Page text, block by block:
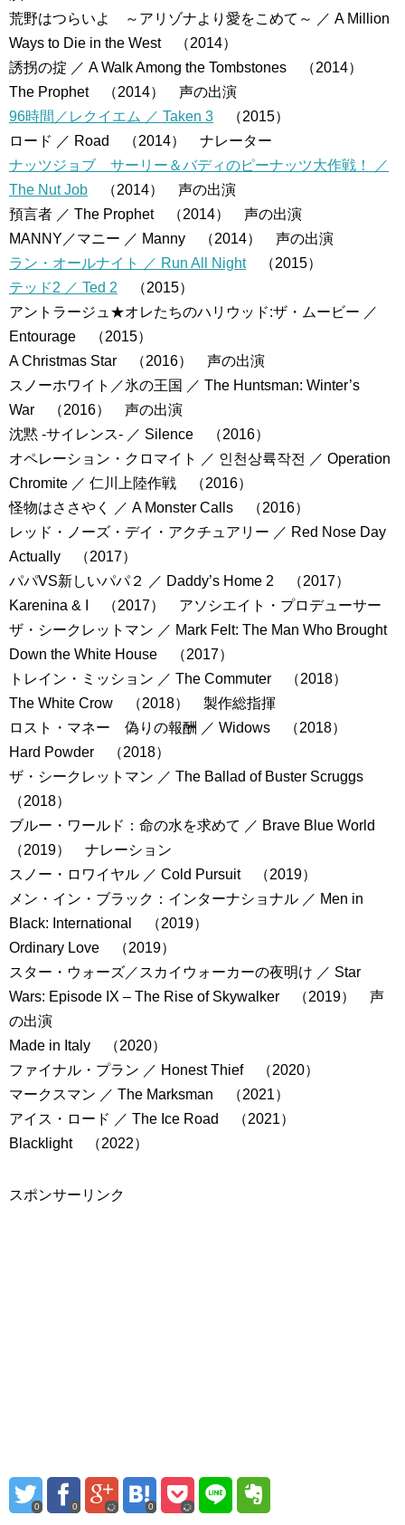
荒野はつらいよ ～アリゾナより愛をこめて～ ／ A Million
Ways to Die in the West （2014）
誘拐の掟 ／ A Walk Among the Tombstones （2014）
The Prophet （2014） 声の出演
96時間／レクイエム ／ Taken 3 （2015）
ロード ／ Road （2014） ナレーター
ナッツジョブ サーリー＆バディのピーナッツ大作戦！ ／
The Nut Job （2014） 声の出演
預言者 ／ The Prophet （2014） 声の出演
MANNY／マニー ／ Manny （2014） 声の出演
ラン・オールナイト ／ Run All Night（2015）
テッド2 ／ Ted 2 （2015）
アントラージュ★オレたちのハリウッド:ザ・ムービー ／
Entourage （2015）
A Christmas Star （2016） 声の出演
スノーホワイト／氷の王国 ／ The Huntsman: Winter’s
War （2016） 声の出演
沈黙 -サイレンス- ／ Silence （2016）
オペレーション・クロマイト ／ 인천상륙작전 ／ Operation
Chromite ／ 仁川上陸作戦 （2016）
怪物はささやく ／ A Monster Calls （2016）
レッド・ノーズ・デイ・アクチュアリー ／ Red Nose Day
Actually （2017）
パパVS新しいパパ２ ／ Daddy’s Home 2 （2017）
Karenina & I （2017） アソシエイト・プロデューサー
ザ・シークレットマン ／ Mark Felt: The Man Who Brought
Down the White House （2017）
トレイン・ミッション ／ The Commuter （2018）
The White Crow （2018） 製作総指揮
ロスト・マネー 偽りの報酬 ／ Widows （2018）
Hard Powder （2018）
ザ・シークレットマン ／ The Ballad of Buster Scruggs
（2018）
ブルー・ワールド：命の水を求めて ／ Brave Blue World
（2019） ナレーション
スノー・ロワイヤル ／ Cold Pursuit （2019）
メン・イン・ブラック：インターナショナル ／ Men in
Black: International （2019）
Ordinary Love （2019）
スター・ウォーズ／スカイウォーカーの夜明け ／ Star
Wars: Episode IX – The Rise of Skywalker （2019） 声
の出演
Made in Italy （2020）
ファイナル・プラン ／ Honest Thief （2020）
マークスマン ／ The Marksman （2021）
アイス・ロード ／ The Ice Road （2021）
Blacklight （2022）
スポンサーリンク
0 0 0